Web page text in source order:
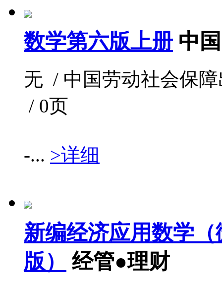
数学第六版上册 中
无 / 中国劳动社会保
/ 0页
-... >详细
新编经济应用数学
版）
经管●理财